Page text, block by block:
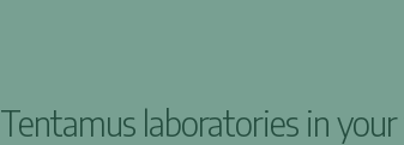
Tentamus laboratories in